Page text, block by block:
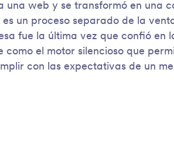
una web y se transformó en una
un proceso separado de la
fue la última vez que confió en
como el motor silencioso que
con las expectativas de un